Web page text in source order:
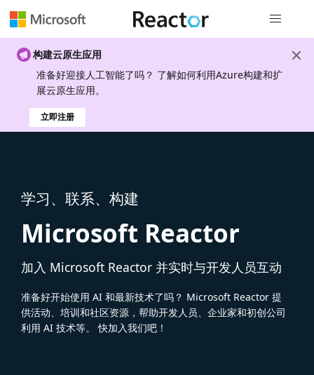
构建云原生应用
准备好迎接人工智能了吗？ 了解如何利用Azure构建和扩
展云原生应用。
立即注册
学习、联系、构建
Microsoft Reactor
加入 Microsoft Reactor 并实时与开发人员互动
准备好开始使用 AI 和最新技术了吗？ Microsoft Reactor 提
供活动、培训和社区资源，帮助开发人员、企业家和初创公司
利用 AI 技术等。 快加入我们吧！